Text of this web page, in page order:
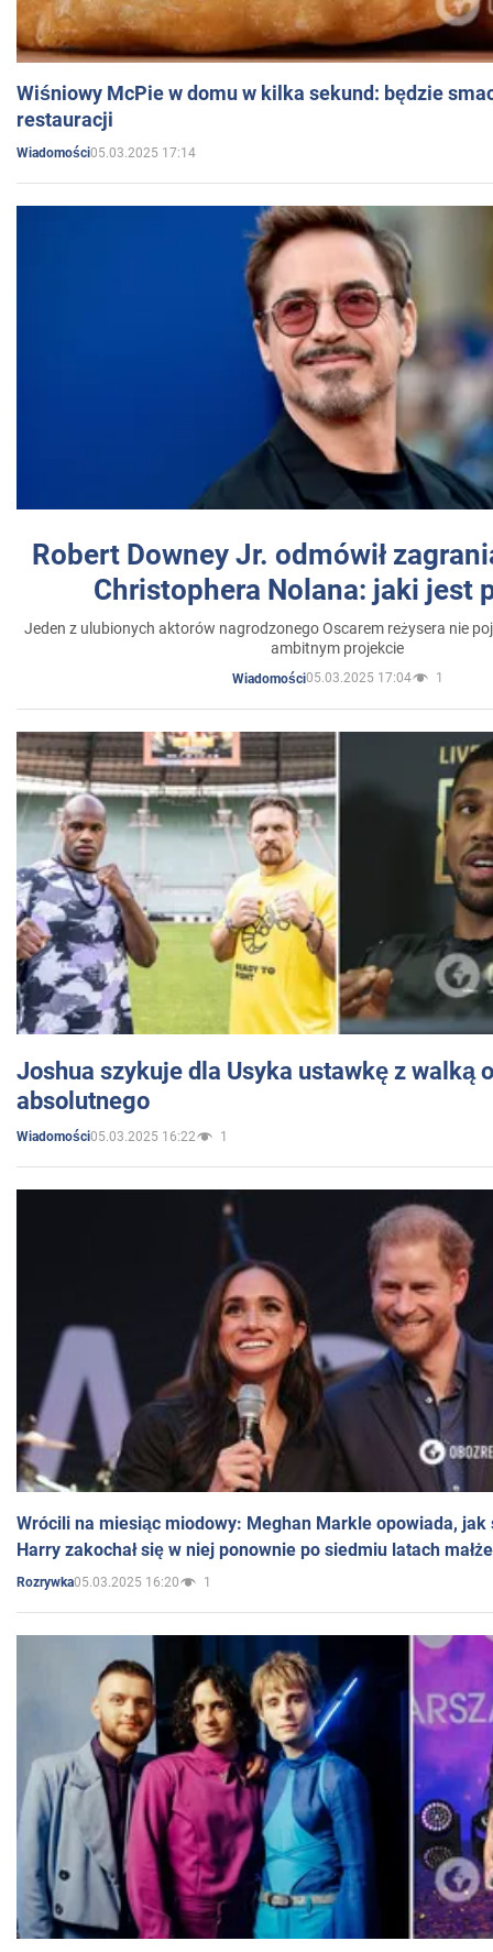
Wiśniowy McPie w domu w kilka sekund: będzie
restauracji
Wiadomości05.03.2025 17:14
Robert Downey Jr. odmówił
Christophera Nolana: jaki jest
Jeden z ulubionych aktorów nagrodzonego Oscarem reżysera nie
ambitnym projekcie
Wiadomości05.03.2025 17:04 1
Joshua szykuje dla Usyka ustawkę z walką
absolutnego
Wiadomości05.03.2025 16:22 1
Wrócili na miesiąc miodowy: Meghan Markle opowiada, jak
Harry zakochał się w niej ponownie po siedmiu latach
Rozrywka05.03.2025 16:20 1